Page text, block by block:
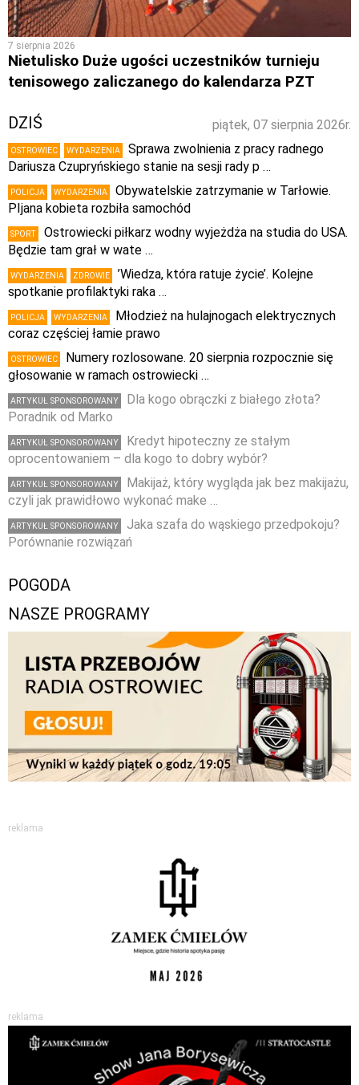
7 sierpnia 2026
Nietulisko Duże ugości uczestników turnieju
tenisowego zaliczanego do kalendarza PZT
piątek, 07 sierpnia 2026r.
DZIŚ
OSTROWIEC WYDARZENIA
Sprawa zwolnienia z pracy radnego
Dariusza Czupryńskiego stanie na sesji rady p …
POLICJA WYDARZENIA
Obywatelskie zatrzymanie w Tarłowie.
PIjana kobieta rozbiła samochód
SPORT
Ostrowiecki piłkarz wodny wyjeżdża na studia do USA.
Będzie tam grał w wate …
WYDARZENIA ZDROWIE
’Wiedza, która ratuje życie’. Kolejne
spotkanie profilaktyki raka …
POLICJA WYDARZENIA
Młodzież na hulajnogach elektrycznych
coraz częściej łamie prawo
OSTROWIEC
Numery rozlosowane. 20 sierpnia rozpocznie się
głosowanie w ramach ostrowiecki …
ARTYKUŁ SPONSOROWANY
Dla kogo obrączki z białego złota?
Poradnik od Marko
ARTYKUŁ SPONSOROWANY
Kredyt hipoteczny ze stałym
oprocentowaniem – dla kogo to dobry wybór?
ARTYKUŁ SPONSOROWANY
Makijaż, który wygląda jak bez makijażu,
czyli jak prawidłowo wykonać make …
ARTYKUŁ SPONSOROWANY
Jaka szafa do wąskiego przedpokoju?
Porównanie rozwiązań
POGODA
NASZE PROGRAMY
reklama
reklama